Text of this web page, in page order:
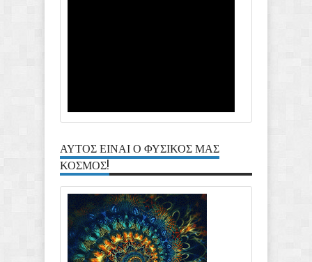
ΑΥΤΟΣ ΕΙΝΑΙ Ο ΦΥΣΙΚΟΣ ΜΑΣ
ΚΟΣΜΟΣ!